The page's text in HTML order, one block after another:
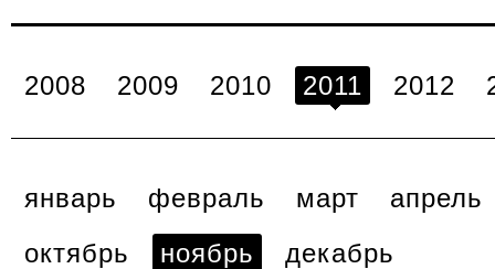
2008 2009 2010 2011 2012
январь февраль март
апрель
октябрь
ноябрь декабрь